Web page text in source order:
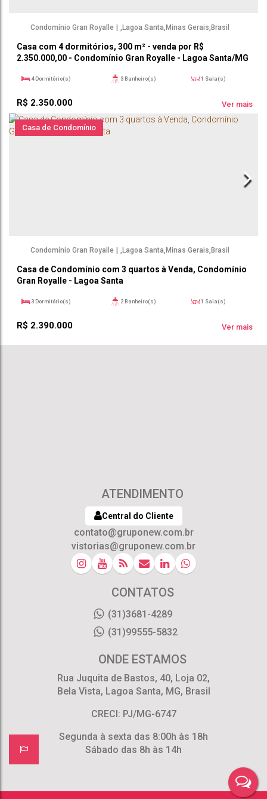
Casa com 4 dormitórios, 300 m² - venda por R$
2.350.000,00 - Condomínio Gran Royalle - Lagoa Santa/MG
R$ 2.350.000
Condomínio Gran Royalle Lagoa Santa Minas Gerais Brasil
4 Dormitório(s) 3 Banheiro(s) 1 Sala(s)
Ver mais
Casa de Condomínio
Casa de Condomínio com 3 quartos à Venda, Condomínio
Gran Royalle - Lagoa Santa
R$ 2.390.000
Condomínio Gran Royalle Lagoa Santa Minas Gerais Brasil
3 Dormitório(s) 2 Banheiro(s) 1 Sala(s)
Ver mais
ATENDIMENTO
Central do Cliente
contato@gruponew.com.br
vistorias@gruponew.com.br
CONTATOS
(31)3681-4289
(31)99555-5832
ONDE ESTAMOS
Rua Juquita de Bastos, 40, Loja 02,
Bela Vista, Lagoa Santa, MG, Brasil
CRECI: PJ/MG-6747